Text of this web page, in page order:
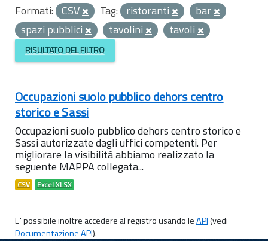
Formati: CSV Tag: ristoranti
bar
spazi pubblici
tavolini tavoli
RISULTATO DEL FILTRO
Occupazioni suolo pubblico dehors centro
storico e Sassi
Occupazioni suolo pubblico dehors centro storico e
Sassi autorizzate dagli uffici competenti. Per
migliorare la visibilità abbiamo realizzato la
seguente MAPPA collegata...
CSV Excel XLSX
E' possibile inoltre accedere al registro usando leAPI(vedi
Documentazione API).